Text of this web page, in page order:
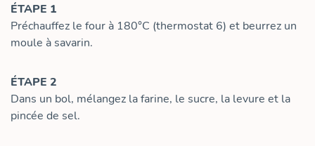
ÉTAPE 1
Préchauffez le four à 180°C (thermostat 6) et beurrez un
moule à savarin.
ÉTAPE 2
Dans un bol, mélangez la farine, le sucre, la levure et la
pincée de sel.